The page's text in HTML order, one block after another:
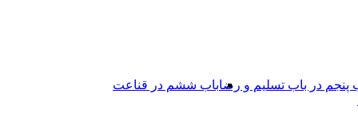
پنجم در باب تسلیم و رضاباب ششم در قناعت